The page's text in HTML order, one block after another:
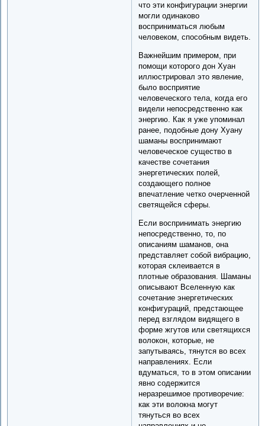
что эти конфигурации энергии
могли одинаково
восприниматься любым
человеком, способным видеть.
Важнейшим примером, при
помощи которого дон Хуан
иллюстрировал это явление,
было восприятие
человеческого тела, когда его
видели непосредственно как
энергию. Как я уже упоминал
ранее, подобные дону Хуану
шаманы воспринимают
человеческое существо в
качестве сочетания
энергетических полей,
создающего полное
впечатление четко очерченной
светящейся сферы.
Если воспринимать энергию
непосредственно, то, по
описаниям шаманов, она
представляет собой вибрацию,
которая склеивается в
плотные образования. Шаманы
описывают Вселенную как
сочетание энергетических
конфигураций, предстающее
перед взглядом видящего в
форме жгутов или светящихся
волокон, которые, не
запутываясь, тянутся во всех
направлениях. Если
вдуматься, то в этом описании
явно содержится
неразрешимое противоречие:
как эти волокна могут
тянуться во всех